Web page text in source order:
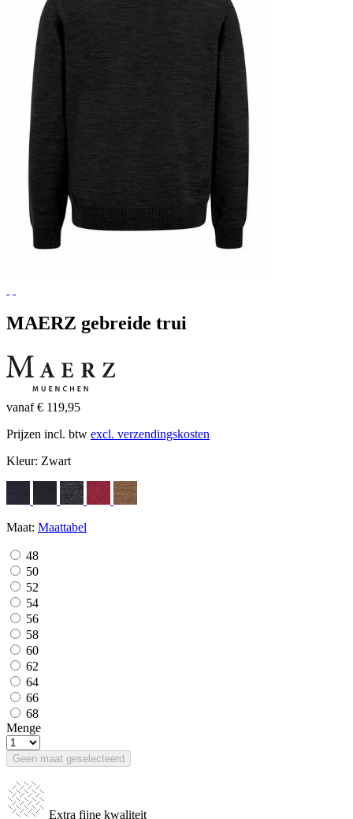
MAERZ gebreide trui
vanaf € 119,95
Prijzen incl. btw excl. verzendingskosten
Kleur: Zwart
Maat: Maattabel
48
50
52
54
56
58
60
62
64
66
68
Menge
Geen maat geselecteerd
Extra fijne kwaliteit